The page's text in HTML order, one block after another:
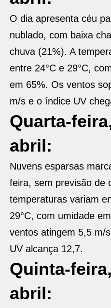
O dia apresenta céu
nublado, com baixa
chuva (21%). A
entre 24°C e 29°C,
em 65%. Os ventos
m/s e o índice UV
Quarta-
abril:
Nuvens esparsas
feira, sem previsão de
temperaturas variam
29°C, com umidade
ventos atingem 5,5 m/
UV alcança 12,7.
Quinta-
abril: